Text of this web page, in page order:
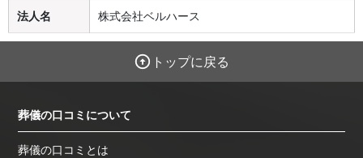
法人名 株式会社ベルハース
トップに戻る
葬儀の口コミについて
葬儀の口コミとは